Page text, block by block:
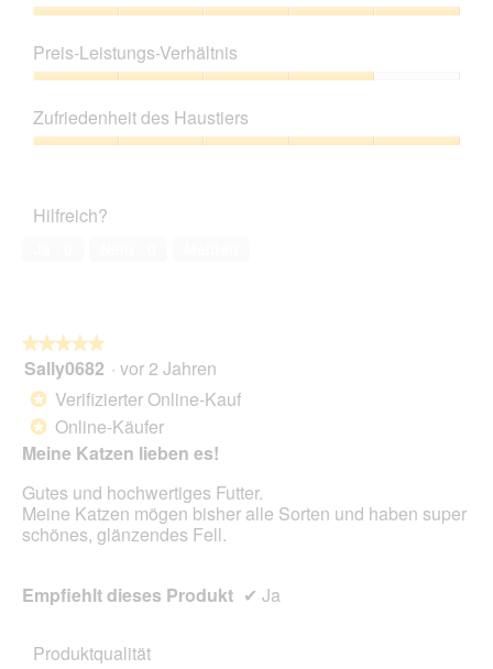
5
von
5
Preis-Leistungs-Verhältnis
Leistungs-
Verhältnis,
4
Zufriedenheit des Haustiers
5
Hilfreich?
★★★★★
★★★★★
5
Sternen.
Sally0682 · vor 2 Jahren
* Verifizierter Online-Kauf
* Online-Käufer
Meine Katzen lieben es!
Gutes und hochwertiges Futter.
Meine Katzen mögen bisher alle Sorten und haben super
schönes, glänzendes Fell.
Empfiehlt dieses Produkt ✔ Ja
Produktqualität